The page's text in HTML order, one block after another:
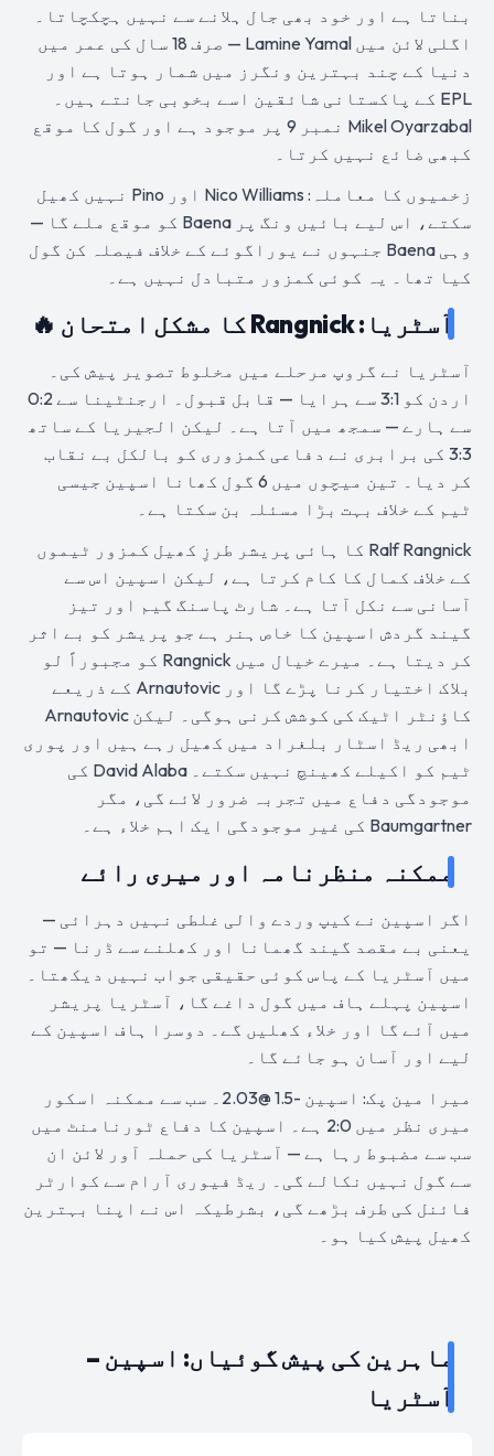
بناتا ہے اور خود بھی جال ہلانے سے نہیں ہچکچاتا۔
اگلی لائن میں Lamine Yamal — صرف 18 سال کی عمر میں
دنیا کے چند بہترین ونگرز میں شمار ہوتا ہے اور
EPL کے پاکستانی شائقین اسے بخوبی جانتے ہیں۔
Mikel Oyarzabal نمبر 9 پر موجود ہے اور گول کا موقع
کبھی ضائع نہیں کرتا۔
زخمیوں کا معاملہ: Nico Williams اور Pino نہیں کھیل
سکتے، اس لیے بائیں ونگ پر Baena کو موقع ملے گا —
وہی Baena جنہوں نے یوراگوئے کے خلاف فیصلہ کن گول
کیا تھا۔ یہ کوئی کمزور متبادل نہیں ہے۔
آسٹریا: Rangnick کا مشکل امتحان 🔥
آسٹریا نے گروپ مرحلے میں مخلوط تصویر پیش کی۔
اردن کو 3:1 سے ہرایا — قابل قبول۔ ارجنٹینا سے 0:2
سے ہارے — سمجھ میں آتا ہے۔ لیکن الجیریا کے ساتھ
3:3 کی برابری نے دفاعی کمزوری کو بالکل بے نقاب
کر دیا۔ تین میچوں میں 6 گول کھانا اسپین جیسی
ٹیم کے خلاف بہت بڑا مسئلہ بن سکتا ہے۔
Ralf Rangnick کا ہائی پریشر طرزِ کھیل کمزور ٹیموں
کے خلاف کمال کا کام کرتا ہے، لیکن اسپین اس سے
آسانی سے نکل آتا ہے۔ شارٹ پاسنگ گیم اور تیز
گیند گردش اسپین کا خاص ہنر ہے جو پریشر کو بے اثر
کر دیتا ہے۔ میرے خیال میں Rangnick کو مجبوراً لو
بلاک اختیار کرنا پڑے گا اور Arnautovic کے ذریعے
کاؤنٹر اٹیک کی کوشش کرنی ہوگی۔ لیکن Arnautovic
ابھی ریڈ اسٹار بلغراد میں کھیل رہے ہیں اور پوری
ٹیم کو اکیلے کھینچ نہیں سکتے۔ David Alaba کی
موجودگی دفاع میں تجربہ ضرور لائے گی، مگر
Baumgartner کی غیر موجودگی ایک اہم خلاء ہے۔
ممکنہ منظرنامہ اور میری رائے
اگر اسپین نے کیپ وردے والی غلطی نہیں دہرائی —
یعنی بے مقصد گیند گھمانا اور کھلنے سے ڈرنا — تو
میں آسٹریا کے پاس کوئی حقیقی جواب نہیں دیکھتا۔
اسپین پہلے ہاف میں گول داغے گا، آسٹریا پریشر
میں آئے گا اور خلاء کھلیں گے۔ دوسرا ہاف اسپین کے
لیے اور آسان ہو جائے گا۔
میرا مین پک: اسپین -1.5 @2.03۔ سب سے ممکنہ اسکور
میری نظر میں 2:0 ہے۔ اسپین کا دفاع ٹورنامنٹ میں
سب سے مضبوط رہا ہے — آسٹریا کی حملہ آور لائن ان
سے گول نہیں نکالے گی۔ ریڈ فیوری آرام سے کوارٹر
فائنل کی طرف بڑھے گی، بشرطیکہ اس نے اپنا بہترین
کھیل پیش کیا ہو۔
ماہرین کی پیش گوئیاں: اسپین –
آسٹریا